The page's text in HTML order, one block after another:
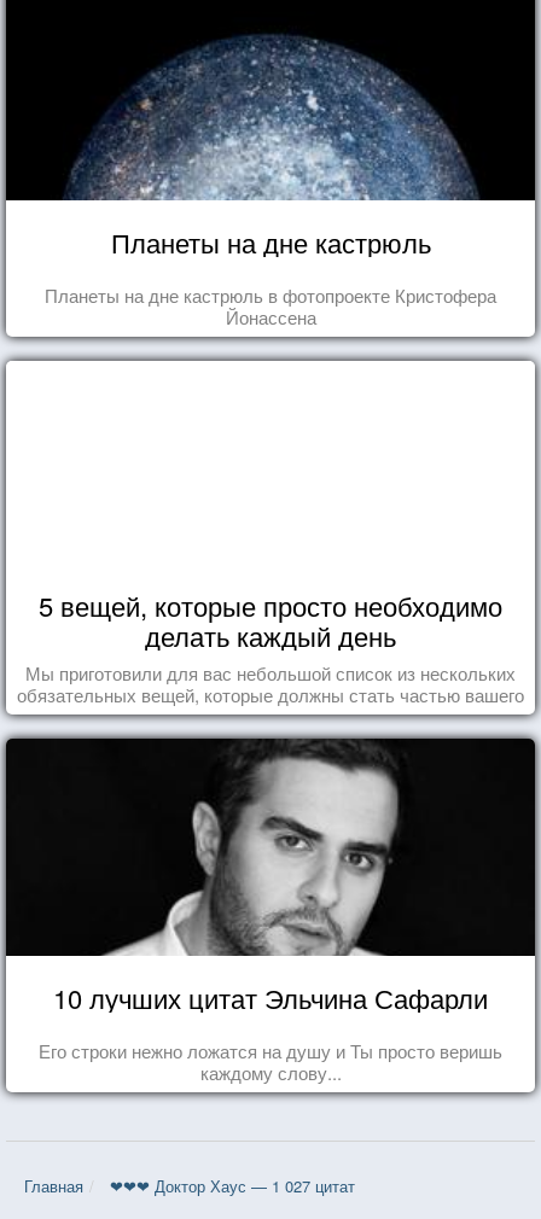
Планеты на дне кастрюль
Планеты на дне кастрюль в фотопроекте Кристофера
Йонассена
5 вещей, которые просто необходимо
делать каждый день
Мы приготовили для вас небольшой список из нескольких
обязательных вещей, которые должны стать частью вашего
дня.
10 лучших цитат Эльчина Сафарли
Его строки нежно ложатся на душу и Ты просто веришь
каждому слову...
Главная ❤❤❤ Доктор Хаус — 1 027 цитат